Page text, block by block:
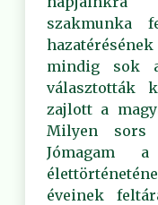
szakmunka
mindig sok
választották
zajlott a
Milyen sors
Jómagam a
éveinek